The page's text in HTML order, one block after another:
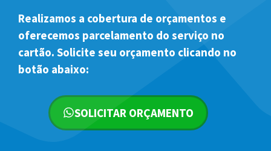
Realizamos a cobertura de orçamentos e
oferecemos parcelamento do serviço no
cartão. Solicite seu orçamento clicando no
botão abaixo:
SOLICITAR ORÇAMENTO